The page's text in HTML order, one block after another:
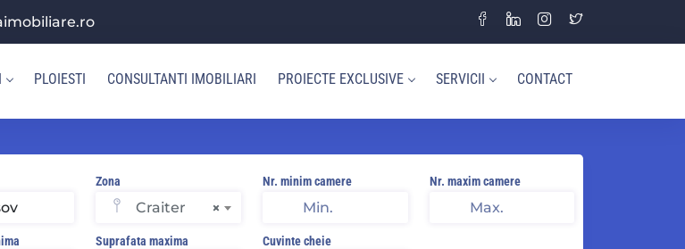
PLOIESTI CONSULTANTI IMOBILIARI PROIECTE EXCLUSIVE SERVICII CONTACT
Zona
×
Craiter
Nr. minim camere Nr. maxim camere
Suprafata maxima Cuvinte cheie